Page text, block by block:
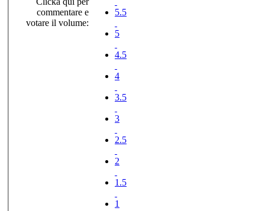
commentare e
votare il volume:
5.5
5
4.5
4
3.5
3
2.5
2
1.5
1